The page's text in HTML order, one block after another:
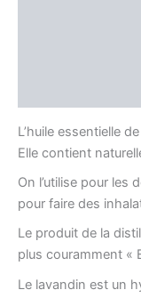
L’huile essentielle
Elle contient
On l’utilise pour les
pour faire des
Le produit de la
plus couramment «
Le lavandin est un